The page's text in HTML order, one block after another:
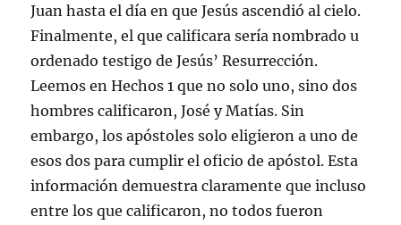
Juan hasta el día en que Jesús ascendió al cielo.
Finalmente, el que calificara sería nombrado u
ordenado testigo de Jesús’ Resurrección.
Leemos en Hechos 1 que no solo uno, sino dos
hombres calificaron, José y Matías. Sin
embargo, los apóstoles solo eligieron a uno de
esos dos para cumplir el oficio de apóstol. Esta
información demuestra claramente que incluso
entre los que calificaron, no todos fueron